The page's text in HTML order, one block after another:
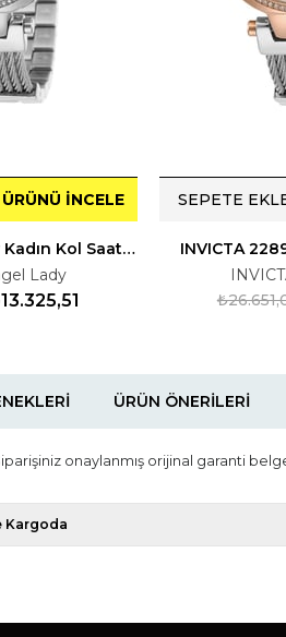
INVICTA Angel Lady Kadın Kol Saati 228915
Lady
ÜRÜNÜ İNCELE
INVICTA
SEPETE
ÜRÜN ÖNERILERI
onaylanmış orijinal garanti
Kargoda